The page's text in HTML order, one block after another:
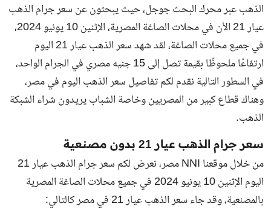
الذهب عبر محرك البحث جوجل، حيث يبحثون عن سعر جرام الذهب
عيار 21 الأن في محلات الصاغة المصرية، الإثنين 10 يونيو 2024،
في جميع محلات الصاغة، لقد شهد سعر الذهب عيار 21 اليوم
ارتفاعًا ملحوظًا بقيمة تصل إلى 15 جنيه مصري في الجرام الواحد،
في السطور التالية نقدم لكم تفاصيل سعر الذهب اليوم في مصر،
وهناك قطاع كبير من المصريين وخاصة الشباب يريدون شراء الشبكة
الذهب.
سعر جرام الذهب عيار 21 بدون مصنعية
من خلال موقعنا NNI مصر، نعرض لكم سعر جرام الذهب عيار 21
اليوم الإثنين 10 يونيو 2024 في جميع محلات الصاغة المصرية
بالمصنعية، وقد جاء سعر الذهب عيار 21 في مصر كالتالي: